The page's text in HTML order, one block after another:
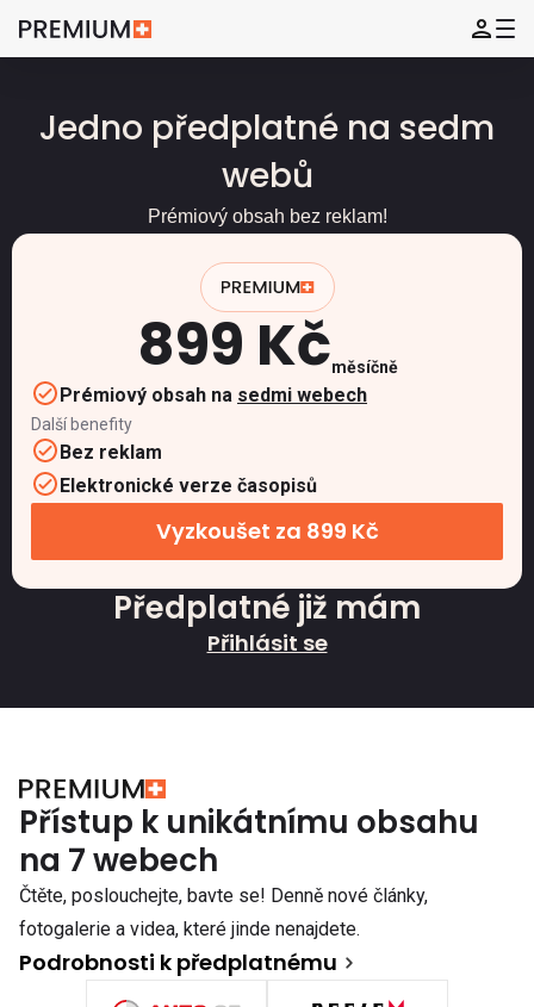
Jedno předplatné na sedm
webů
Prémiový obsah bez reklam!
899 Kčměsíčně
Prémiový obsah na sedmi webech
Další benefity
Bez reklam
Elektronické verze časopisů
Vyzkoušet za 899 Kč
Předplatné již mám
Přihlásit se
Přístup k unikátnímu obsahu
na 7 webech
Čtěte, poslouchejte, bavte se! Denně nové články,
fotogalerie a videa, které jinde nenajdete.
Podrobnosti k předplatnému